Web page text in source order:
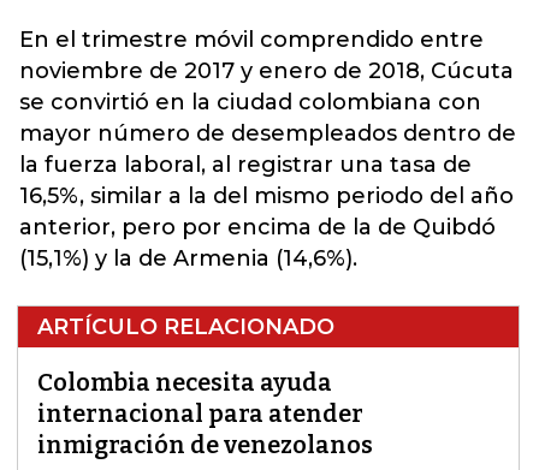
En el trimestre móvil comprendido entre
noviembre de 2017 y enero de 2018, Cúcuta
se convirtió en la ciudad colombiana con
mayor número de desempleados dentro de
la fuerza laboral, al registrar una tasa de
16,5%, similar a la del mismo periodo del año
anterior, pero por encima de la de Quibdó
(15,1%) y la de Armenia (14,6%).
ARTÍCULO RELACIONADO
Colombia necesita ayuda
internacional para atender
inmigración de venezolanos